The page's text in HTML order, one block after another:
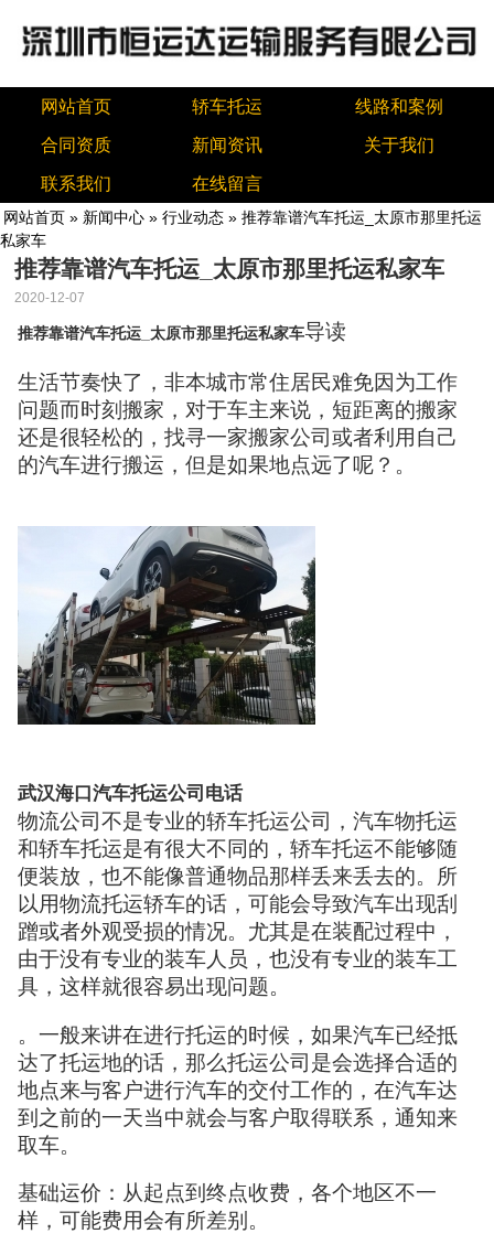
网站首页 轿车托运 线路和案例
合同资质 新闻资讯 关于我们
联系我们 在线留言
网站首页 » 新闻中心 » 行业动态 » 推荐靠谱汽车托运_太原市那里托运
私家车
推荐靠谱汽车托运_太原市那里托运私家车
2020-12-07
推荐靠谱汽车托运_太原市那里托运私家车导读
生活节奏快了，非本城市常住居民难免因为工作
问题而时刻搬家，对于车主来说，短距离的搬家
还是很轻松的，找寻一家搬家公司或者利用自己
的汽车进行搬运，但是如果地点远了呢？。
武汉海口汽车托运公司电话
物流公司不是专业的轿车托运公司，汽车物托运
和轿车托运是有很大不同的，轿车托运不能够随
便装放，也不能像普通物品那样丢来丢去的。所
以用物流托运轿车的话，可能会导致汽车出现刮
蹭或者外观受损的情况。尤其是在装配过程中，
由于没有专业的装车人员，也没有专业的装车工
具，这样就很容易出现问题。
。一般来讲在进行托运的时候，如果汽车已经抵
达了托运地的话，那么托运公司是会选择合适的
地点来与客户进行汽车的交付工作的，在汽车达
到之前的一天当中就会与客户取得联系，通知来
取车。
基础运价：从起点到终点收费，各个地区不一
样，可能费用会有所差别。